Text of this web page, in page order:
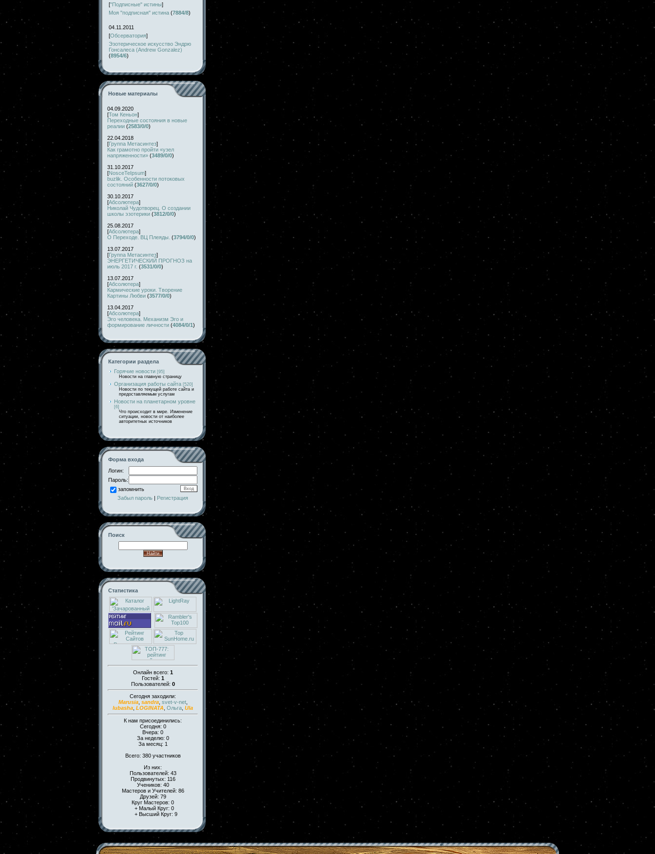
["Подписные" истины]
Моя "подписная" истина (7884/8)
04.11.2011
[Обсерватория]
Эзотерическое искусство Эндрю
Гонсалеса (Andrew Gonzalez)
(8954/6)
Новые материалы
04.09.2020
[Том Кеньон]
Переходные состояния в новые
реалии (2583/0/0)
22.04.2018
[Группа Метасинтез]
Как грамотно пройти «узел
напряженности» (3489/0/0)
31.10.2017
[NosceTeIpsum]
buzlik. Особенности потоковых
состояний (3627/0/0)
30.10.2017
[Абсолютера]
Николай Чудотворец. О создании
школы эзотерики (3812/0/0)
25.08.2017
[Абсолютера]
О Переходе. ВЦ Плеяды. (3794/0/0)
13.07.2017
[Группа Метасинтез]
ЭНЕРГЕТИЧЕСКИЙ ПРОГНОЗ на
июль 2017 г. (3531/0/0)
13.07.2017
[Абсолютера]
Кармические уроки. Творение
Картины Любви (3577/0/0)
13.04.2017
[Абсолютера]
Эго человека. Механизм Эго и
формирование личности (4084/0/1)
Категории раздела
Горячие новости [95]
Новости на главную страницу
Организация работы сайта [520]
Новости по текущей работе сайта и
предоставляемым услугам
Новости на планетарном уровне
[6]
Что происходит в мире. Изменение
ситуации, новости от наиболее
авторитетных источников
Форма входа
Логин:
Пароль:
запомнить
Забыл пароль | Регистрация
Поиск
Статистика
Онлайн всего: 1
Гостей: 1
Пользователей: 0
Сегодня заходили:
Marusia, sandra, svet-v-net,
lubasha LOGINATA Ольга Ula
К нам присоединились:
Сегодня: 0
Вчера: 0
За неделю: 0
За месяц: 1
Всего: 380 участников
Из них:
Пользователей: 43
Продвинутых: 116
Учеников: 40
Мастеров и Учителей: 86
Друзей: 79
Круг Мастеров: 0
+ Малый Круг: 0
+ Высший Круг: 9